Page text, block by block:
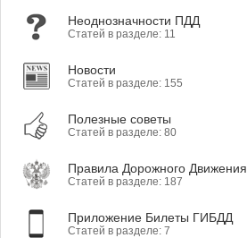
Неоднозначности ПДД
Статей в разделе: 11
Новости
Статей в разделе: 155
Полезные советы
Статей в разделе: 80
Правила Дорожного Движения
Статей в разделе: 187
Приложение Билеты ГИБДД
Статей в разделе: 7